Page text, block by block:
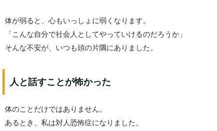
体が弱ると、心もいっしょに弱くなります。
「こんな自分で社会人としてやっていけるのだろうか」
そんな不安が、いつも頭の片隅にありました。
人と話すことが怖かった
体のことだけではありません。
あるとき、私は対人恐怖症になりました。